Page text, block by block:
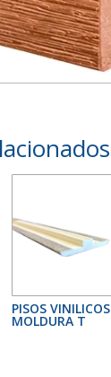
PISOS VINILICOS
MOLDURA T